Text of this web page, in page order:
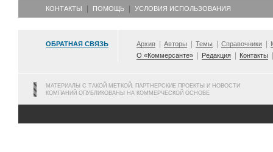
КОНТАКТЫ ПОМОЩЬ УСЛОВИЯ ИСПОЛЬЗОВАНИЯ
ОБРАТНАЯ СВЯЗЬ Архив Авторы Темы Справочники
О «Коммерсанте»
Редакция Контакты
МАТЕРИАЛЫ С ТАКОЙ МЕТКОЙ, ПАРТНЕРСКИЕ ПРОЕКТЫ И НОВОСТИ
КОМПАНИЙ ОПУБЛИКОВАНЫ НА КОММЕРЧЕСКОЙ ОСНОВЕ